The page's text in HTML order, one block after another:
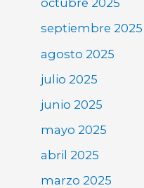
octubre 2025
septiembre 2025
agosto 2025
julio 2025
junio 2025
mayo 2025
abril 2025
marzo 2025